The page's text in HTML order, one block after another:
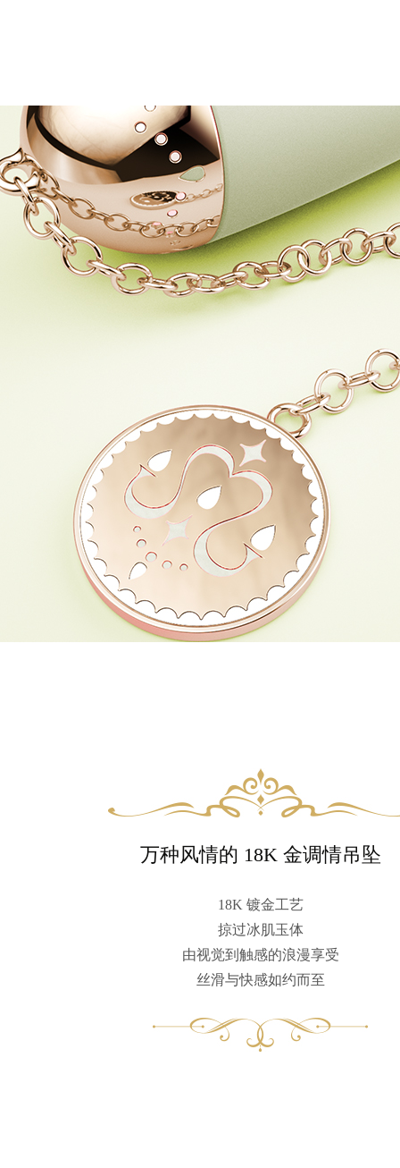
万种风情的 18K 金调情吊坠
18K 镀金工艺
掠过冰肌玉体
由视觉到触感的浪漫享受
丝滑与快感如约而至